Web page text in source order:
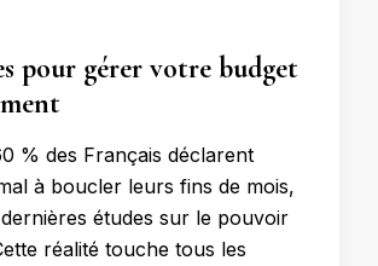
pour gérer votre budget
% des Français déclarent
à boucler leurs fins de mois,
études sur le pouvoir
réalité touche tous les